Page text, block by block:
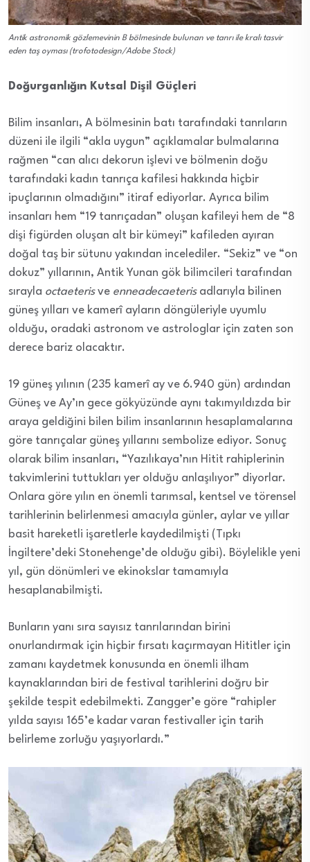
Antik astronomik gözlemevinin B bölmesinde bulunan ve tanrı ile kralı tasvir
eden taş oyması (trofotodesign/Adobe Stock)
Doğurganlığın Kutsal Dişil Güçleri
Bilim insanları, A bölmesinin batı tarafındaki tanrıların
düzeni ile ilgili “akla uygun” açıklamalar bulmalarına
rağmen “can alıcı dekorun işlevi ve bölmenin doğu
tarafındaki kadın tanrıça kafilesi hakkında hiçbir
ipuçlarının olmadığını” itiraf ediyorlar. Ayrıca bilim
insanları hem “19 tanrıçadan” oluşan kafileyi hem de “8
dişi figürden oluşan alt bir kümeyi” kafileden ayıran
doğal taş bir sütunu yakından incelediler. “Sekiz” ve “on
dokuz” yıllarının, Antik Yunan gök bilimcileri tarafından
sırayla octaeterisve enneadecaeterisadlarıyla bilinen
güneş yılları ve kamerî ayların döngüleriyle uyumlu
olduğu, oradaki astronom ve astrologlar için zaten son
derece bariz olacaktır.
19 güneş yılının (235 kamerî ay ve 6.940 gün) ardından
Güneş ve Ay’ın gece gökyüzünde aynı takımyıldızda bir
araya geldiğini bilen bilim insanlarının hesaplamalarına
göre tanrıçalar güneş yıllarını sembolize ediyor. Sonuç
olarak bilim insanları, “Yazılıkaya’nın Hitit rahiplerinin
takvimlerini tuttukları yer olduğu anlaşılıyor” diyorlar.
Onlara göre yılın en önemli tarımsal, kentsel ve törensel
tarihlerinin belirlenmesi amacıyla günler, aylar ve yıllar
basit hareketli işaretlerle kaydedilmişti (Tıpkı
İngiltere’deki Stonehenge’de olduğu gibi). Böylelikle yeni
yıl, gün dönümleri ve ekinokslar tamamıyla
hesaplanabilmişti.
Bunların yanı sıra sayısız tanrılarından birini
onurlandırmak için hiçbir fırsatı kaçırmayan Hititler için
zamanı kaydetmek konusunda en önemli ilham
kaynaklarından biri de festival tarihlerini doğru bir
şekilde tespit edebilmekti. Zangger’e göre “rahipler
yılda sayısı 165’e kadar varan festivaller için tarih
belirleme zorluğu yaşıyorlardı.”